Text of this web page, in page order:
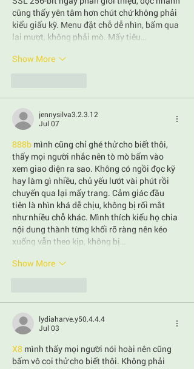
cũng thấy yên tâm hơn chút chứ không phải
kiểu giấu kỹ. Menu đặt chỗ dễ nhìn, bấm qua
lại mượt, không phải mò. Mấy tiêu…
Show More
jennysilva3.2.3.12
Jul 07
888b mình cũng chỉ ghé thử cho biết thôi,
thấy mọi người nhắc nên tò mò bấm vào
xem giao diện ra sao. Không có ngồi đọc kỹ
hay làm gì nhiều, chủ yếu lướt vài phút rồi
chuyển qua lại mấy trang. Cảm giác đầu
tiên là nhìn khá dễ chịu, không bị rối mắt
như nhiều chỗ khác. Mình thích kiểu họ chia
nội dung thành từng khối rõ ràng nên kéo
xuống vẫn theo kịp, không bị…
Show More
lydiaharve.y50.4.4.4
Jul 03
X8 mình thấy mọi người nói hoài nên cũng
bấm vô coi thử cho biết thôi. Không phải